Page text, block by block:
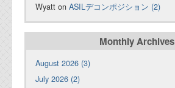
Wyatt on ASILデコンポジション (2)
Monthly Archives
August 2026 (3)
July 2026 (2)